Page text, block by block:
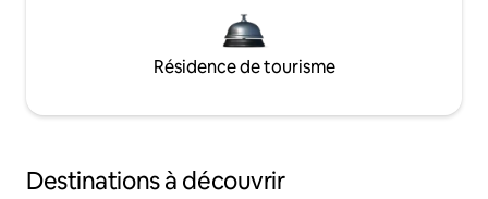
Résidence de tourisme
Destinations à découvrir